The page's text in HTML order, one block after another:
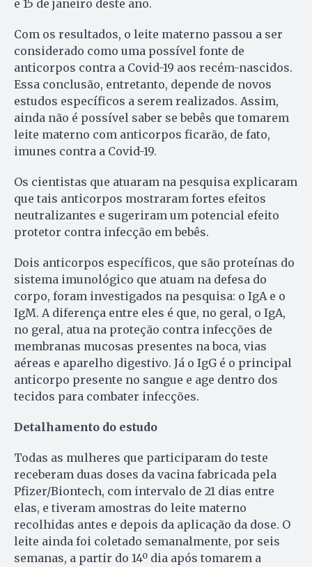
e 15 de janeiro deste ano.
Com os resultados, o leite materno passou a ser
considerado como uma possível fonte de
anticorpos contra a Covid-19 aos recém-nascidos.
Essa conclusão, entretanto, depende de novos
estudos específicos a serem realizados. Assim,
ainda não é possível saber se bebês que tomarem
leite materno com anticorpos ficarão, de fato,
imunes contra a Covid-19.
Os cientistas que atuaram na pesquisa explicaram
que tais anticorpos mostraram fortes efeitos
neutralizantes e sugeriram um potencial efeito
protetor contra infecção em bebês.
Dois anticorpos específicos, que são proteínas do
sistema imunológico que atuam na defesa do
corpo, foram investigados na pesquisa: o IgA e o
IgM. A diferença entre eles é que, no geral, o IgA,
no geral, atua na proteção contra infecções de
membranas mucosas presentes na boca, vias
aéreas e aparelho digestivo. Já o IgG é o principal
anticorpo presente no sangue e age dentro dos
tecidos para combater infecções.
Detalhamento do estudo
Todas as mulheres que participaram do teste
receberam duas doses da vacina fabricada pela
Pfizer/Biontech, com intervalo de 21 dias entre
elas, e tiveram amostras do leite materno
recolhidas antes e depois da aplicação da dose. O
leite ainda foi coletado semanalmente, por seis
semanas, a partir do 14º dia após tomarem a